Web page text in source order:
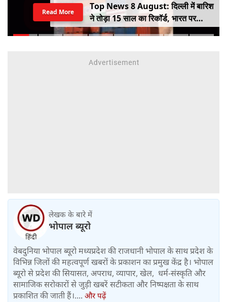
Top News 8 August: दिल्ली में बारिश
ने तोड़ा 15 साल का रिकॉर्ड, भारत पर
100% टैरिफ का खतरा; Gen Z पर कंगना
Read More
लेखक के बारे में
भोपाल ब्यूरो
वेबदुनिया भोपाल ब्यूरो मध्यप्रदेश की राजधानी भोपाल के साथ प्रदेश के
विभिन्न जिलों की महत्वपूर्ण खबरों के प्रकाशन का प्रमुख केंद्र है। भोपाल
ब्यूरो से प्रदेश की सियासत, अपराध, व्यापार, खेल, धर्म-संस्कृति और
सामाजिक सरोकारों से जुड़ी खबरें सटीकता और निष्पक्षता के साथ
प्रकाशित की जाती हैं।.... और पढ़ें